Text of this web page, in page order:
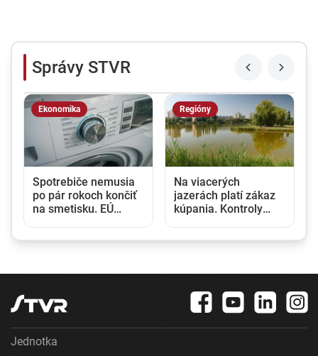
Správy STVR
Ekonomika
Spotrebiče nemusia
po pár rokoch končiť
na smetisku. EÚ
Regióny
Na viacerých
jazerách platí zákaz
kúpania. Kontroly
Jednotka